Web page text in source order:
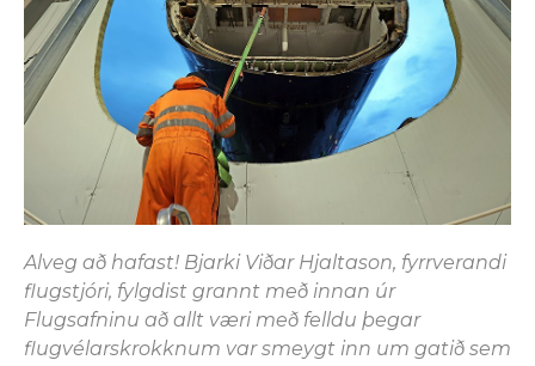
Alveg að hafast! Bjarki Viðar Hjaltason, fyrrverandi
flugstjóri, fylgdist grannt með innan úr
Flugsafninu að allt væri með felldu þegar
flugvélarskrokknum var smeygt inn um gatið sem